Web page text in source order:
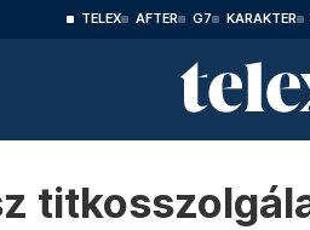
TELEX AFTER G7 KARAKTER